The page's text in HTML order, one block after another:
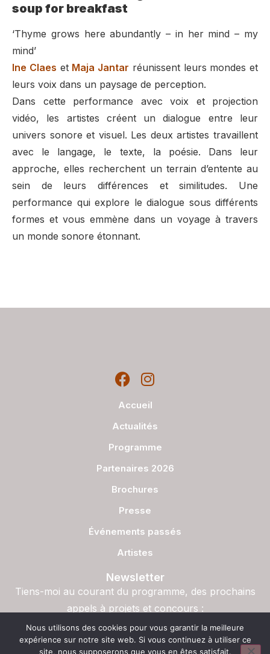
soup for breakfast
‘Thyme grows here abundantly – in her mind – my
mind’
Ine Claes et Maja Jantar réunissent leurs mondes et
leurs voix dans un paysage de perception.
Dans cette performance avec voix et projection
vidéo, les artistes créent un dialogue entre leur
univers sonore et visuel. Les deux artistes travaillent
avec le langage, le texte, la poésie. Dans leur
approche, elles recherchent un terrain d’entente au
sein de leurs différences et similitudes. Une
performance qui explore le dialogue sous différents
formes et vous emmène dans un voyage à travers
un monde sonore étonnant.
Accueil
Actualités
Programme
Partenaires 2026
Brochures
Presse
Événements passés
Artistes
Newsletter
Tiens-moi au courant du programme, des prochains
appels à projets et concours :
S'inscrire
Nous utilisons des cookies pour vous garantir la meilleure
expérience sur notre site web. Si vous continuez à utiliser ce
site, nous supposerons que vous en êtes satisfait.